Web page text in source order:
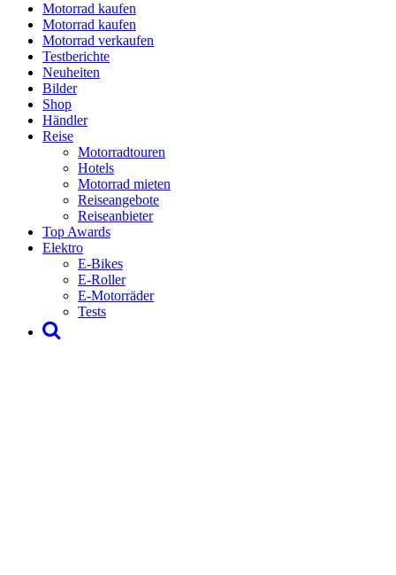
Motorrad kaufen
Motorrad kaufen
Motorrad verkaufen
Testberichte
Neuheiten
Bilder
Shop
Händler
Reise
Motorradtouren
Hotels
Motorrad mieten
Reiseangebote
Reiseanbieter
Top Awards
Elektro
E-Bikes
E-Roller
E-Motorräder
Tests